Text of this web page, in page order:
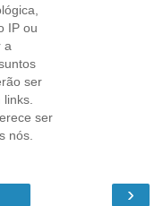
IP ou
a
ser
ser
nós.
›